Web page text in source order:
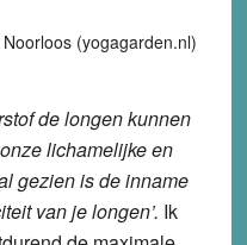
(yogagarden.nl)
de longen kunnen
lichamelijke en
gezien is de inname
van je longen’. Ik